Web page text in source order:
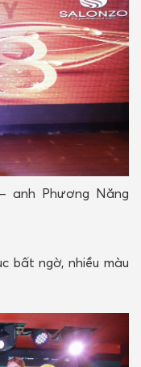
anh Phương Năng
bất ngờ, nhiều màu